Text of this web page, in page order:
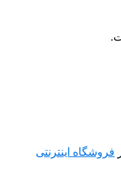
فروشگاه اینترنتی